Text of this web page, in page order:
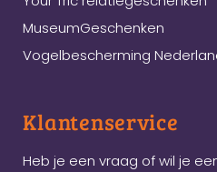
MuseumGeschenken
Vogelbescherming
Klantenservice
Heb je een vraag of wil je